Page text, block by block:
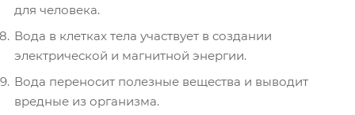
для человека.
Вода в клетках тела участвует в создании
электрической и магнитной энергии.
Вода переносит полезные вещества и выводит
вредные из организма.